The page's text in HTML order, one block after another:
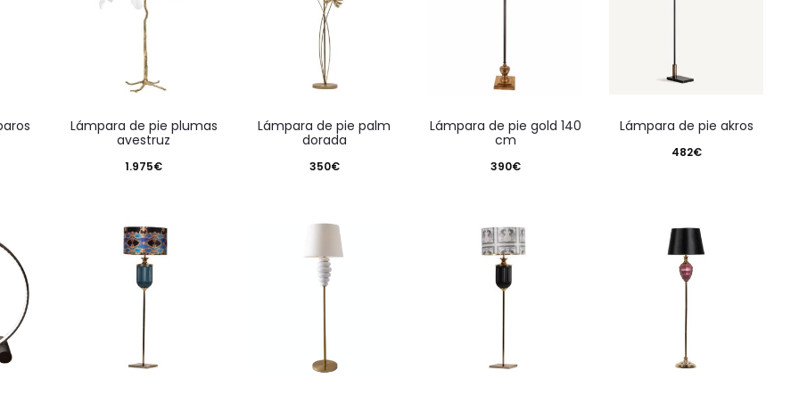
lámpara de pie plumas
avestruz
1.975€
lámpara de pie palm
dorada
350€
lámpara de pie gold 140
cm
390€
lámpara de pie akros
482€